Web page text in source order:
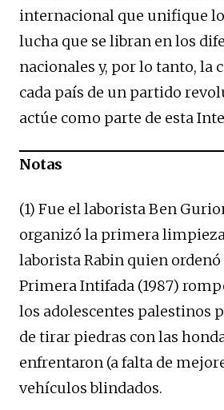
internacional que unifique
lucha que se libran en los
nacionales y, por lo tanto, la
cada país de un partido
actúe como parte de esta
Notas
(1) Fue el laborista Ben
organizó la primera
laborista Rabin quien
Primera Intifada (1987)
los adolescentes palestinos
de tirar piedras con las
enfrentaron (a falta de
vehículos blindados.